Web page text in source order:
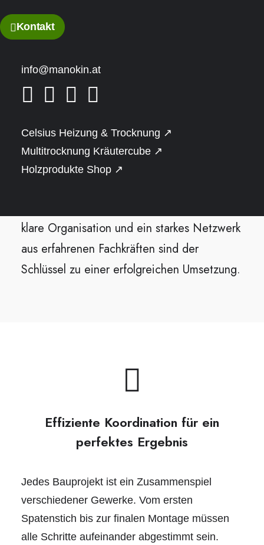
Kontakt
info@manokin.at
Celsius Heizung & Trocknung ↗
Multitrocknung Kräutercube ↗
Holzprodukte Shop ↗
Der Bau einer hochwertigen Sauna oder
eines Naturstammhauses erfordert nicht nur
eine durchdachte Planung, sondern auch
ein exzellentes Projektmanagement. Dank
jahrelanger Erfahrung in der Koordination
und Umsetzung – auch von sehr großen
Projekten im Konzernumfeld – stelle ich
klare Organisation und ein starkes Netzwerk
aus erfahrenen Fachkräften sind der
Schlüssel zu einer erfolgreichen Umsetzung.
Effiziente Koordination für ein
perfektes Ergebnis
Jedes Bauprojekt ist ein Zusammenspiel
verschiedener Gewerke. Vom ersten
Spatenstich bis zur finalen Montage müssen
alle Schritte aufeinander abgestimmt sein.